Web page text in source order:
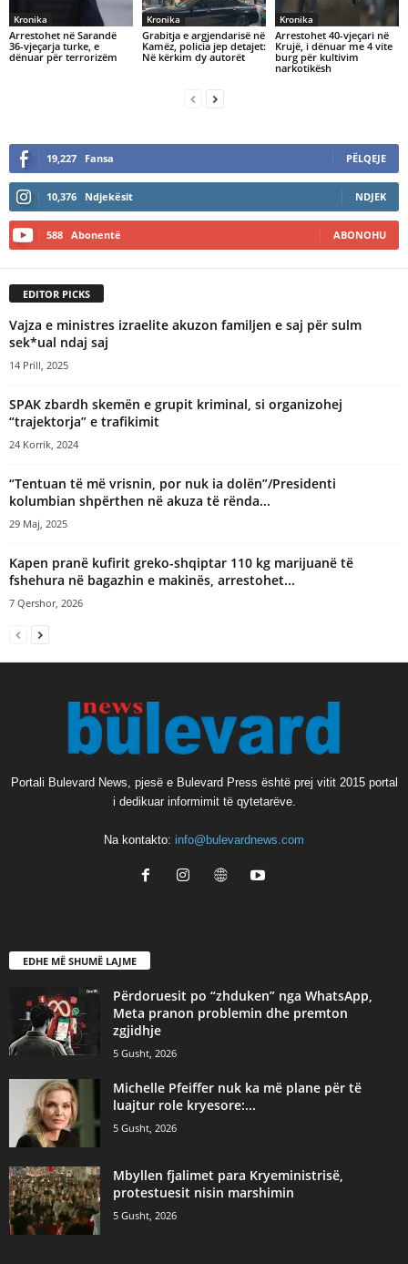
Kronika
Arrestohet në Sarandë
36-vjeçarja turke, e
dënuar për terrorizëm
Kronika
Grabitja e argjendarisë në
Kamëz, policia jep detajet:
Në kërkim dy autorët
Kronika
Arrestohet 40-vjeçari në
Krujë, i dënuar me 4 vite
burg për kultivim
narkotikësh
19,227 Fansa PËLQEJE
10,376 Ndjekësit NDJEK
588 Abonentë ABONOHU
EDITOR PICKS
Vajza e ministres izraelite akuzon familjen e saj për sulm
sek*ual ndaj saj
14 Prill, 2025
SPAK zbardh skemën e grupit kriminal, si organizohej
“trajektorja” e trafikimit
24 Korrik, 2024
“Tentuan të më vrisnin, por nuk ia dolën”/Presidenti
kolumbian shpërthen në akuza të rënda...
29 Maj, 2025
Kapen pranë kufirit greko-shqiptar 110 kg marijuanë të
fshehura në bagazhin e makinës, arrestohet...
7 Qershor, 2026
Portali Bulevard News, pjesë e Bulevard Press është prej vitit 2015 portal
i dedikuar informimit të qytetarëve.
Na kontakto: info@bulevardnews.com
EDHE MË SHUMË LAJME
Përdoruesit po “zhduken” nga WhatsApp,
Meta pranon problemin dhe premton
zgjidhje
5 Gusht, 2026
Michelle Pfeiffer nuk ka më plane për të
luajtur role kryesore:...
5 Gusht, 2026
Mbyllen fjalimet para Kryeministrisë,
protestuesit nisin marshimin
5 Gusht, 2026